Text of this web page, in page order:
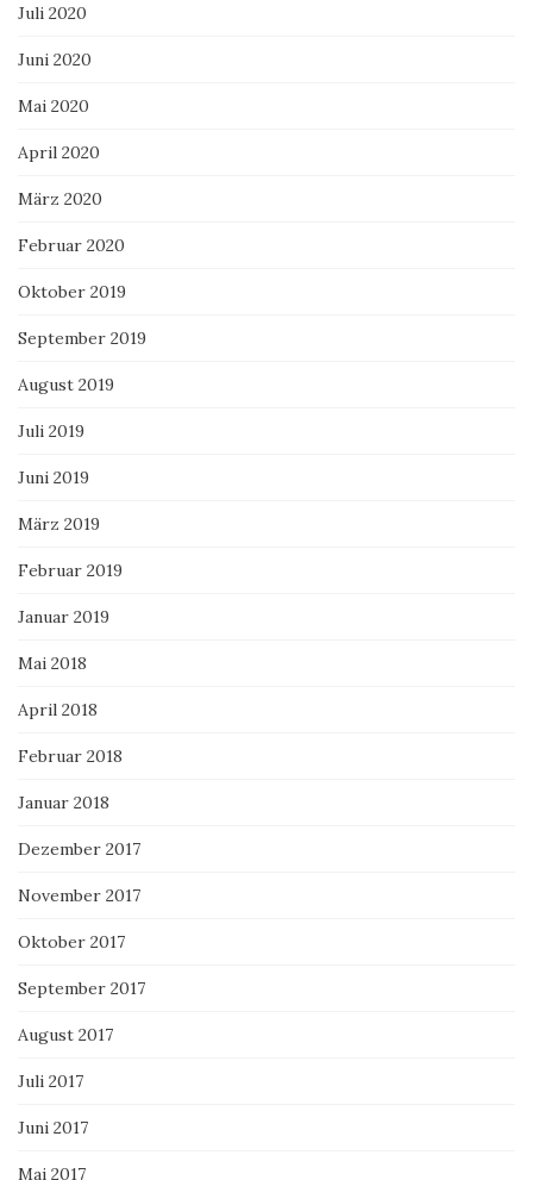
Juli 2020
Juni 2020
Mai 2020
April 2020
März 2020
Februar 2020
Oktober 2019
September 2019
August 2019
Juli 2019
Juni 2019
März 2019
Februar 2019
Januar 2019
Mai 2018
April 2018
Februar 2018
Januar 2018
Dezember 2017
November 2017
Oktober 2017
September 2017
August 2017
Juli 2017
Juni 2017
Mai 2017